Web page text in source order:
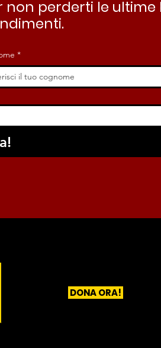
perderti le ultime
*
DONA ORA!